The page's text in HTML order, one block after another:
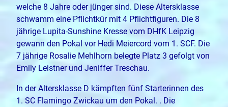
welche 8 Jahre oder jünger sind. Diese Altersklasse
schwamm eine Pflichtkür mit 4 Pflichtfiguren. Die 8
jährige Lupita-Sunshine Kresse vom DHfK Leipzig
gewann den Pokal vor Hedi Meiercord vom 1. SCF. Die
7 jährige Rosalie Mehlhorn belegte Platz 3 gefolgt von
Emily Leistner und Jeniffer Treschau.
In der Altersklasse D kämpften fünf Starterinnen des
1. SC Flamingo Zwickau um den Pokal. . Die